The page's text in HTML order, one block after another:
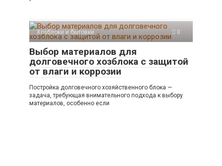
Хозблоки и бытовки 0
Выбор материалов для
долговечного хозблока с защитой
от влаги и коррозии
Постройка долговечного хозяйственного блока —
задача, требующая внимательного подхода к выбору
материалов, особенно если